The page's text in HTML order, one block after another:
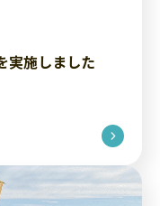
実施しました